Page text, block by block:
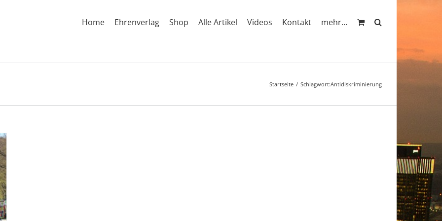
Home Ehrenverlag Shop Alle Artikel Videos Kontakt mehr…
Startseite Schlagwort:Antidiskriminierung